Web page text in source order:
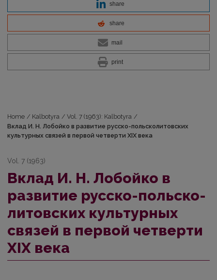
share
share
mail
print
Home / Kalbotyra / Vol. 7 (1963): Kalbotyra /
Вклад И. Н. Лобойко в развитие русско-польско­литовских
культурных связей в первой четверти XIX века
Vol. 7 (1963)
Вклад И. Н. Лобойко в
развитие русско-польско­
литовских культурных
связей в первой четверти
XIX века